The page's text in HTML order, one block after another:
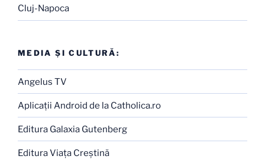
Cluj-Napoca
MEDIA ŞI CULTURĂ:
Angelus TV
Aplicaţii Android de la Catholica.ro
Editura Galaxia Gutenberg
Editura Viaţa Creştină